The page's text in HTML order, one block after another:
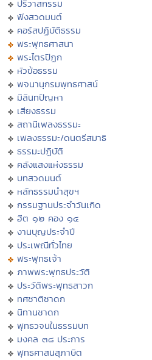
ปริวาสกรรม
ฟังสวดมนต์
คอร์สปฏิบัติธรรม
พระพุทธศาสนา
พระไตรปิฏก
หัวข้อธรรม
พจนานุกรมพุทธศาสน์
มิลินทปัญหา
เสียงธรรม
สถานีเพลงธรรมะ
เพลงธรรมะ/ดนตรีสมาธิ
ธรรมะปฏิบัติ
คลังแสงแห่งธรรม
บทสวดมนต์
หลักธรรมนำสุขฯ
กรรมฐานประจำวันเกิด
ฮีต ๑๒ คอง ๑๔
งานบุญประจำปี
ประเพณีทั่วไทย
พระพุทธเจ้า
ภาพพระพุทธประวัติ
ประวัติพระพุทธสาวก
ทศชาติชาดก
นิทานชาดก
พุทธวจนในธรรมบท
มงคล ๓๘ ประการ
พุทธศาสนสุภาษิต